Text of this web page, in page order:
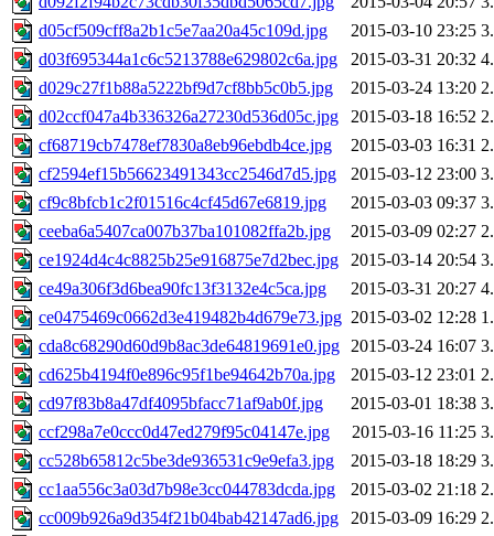
d05cf509cff8a2b1c5e7aa20a45c109d.jpg
2015-03-10 23:25
d03f695344a1c6c5213788e629802c6a.jpg
2015-03-31 20:32
d029c27f1b88a5222bf9d7cf8bb5c0b5.jpg
2015-03-24 13:20
d02ccf047a4b336326a27230d536d05c.jpg
2015-03-18 16:52
cf68719cb7478ef7830a8eb96ebdb4ce.jpg
2015-03-03 16:31
cf2594ef15b56623491343cc2546d7d5.jpg
2015-03-12 23:00
cf9c8bfcb1c2f01516c4cf45d67e6819.jpg
2015-03-03 09:37
ceeba6a5407ca007b37ba101082ffa2b.jpg
2015-03-09 02:27
ce1924d4c4c8825b25e916875e7d2bec.jpg
2015-03-14 20:54
ce49a306f3d6bea90fc13f3132e4c5ca.jpg
2015-03-31 20:27
ce0475469c0662d3e419482b4d679e73.jpg 2015-03-02 12:28
cda8c68290d60d9b8ac3de64819691e0.jpg 2015-03-24 16:07
cd625b4194f0e896c95f1be94642b70a.jpg
2015-03-12 23:01
cd97f83b8a47df4095bfacc71af9ab0f.jpg
2015-03-01 18:38
ccf298a7e0ccc0d47ed279f95c04147e.jpg
2015-03-16 11:25
cc528b65812c5be3de936531c9e9efa3.jpg
2015-03-18 18:29
cc1aa556c3a03d7b98e3cc044783dcda.jpg
2015-03-02 21:18
cc009b926a9d354f21b04bab42147ad6.jpg
2015-03-09 16:29